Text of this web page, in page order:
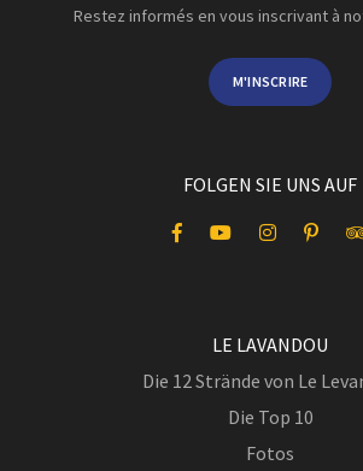
Restez informés en vous inscrivant à
M'INSCRIRE
FOLGEN SIE UNS AUF
LE LAVANDOU
Die 12 Strände von Le
Die Top 10
Fotos